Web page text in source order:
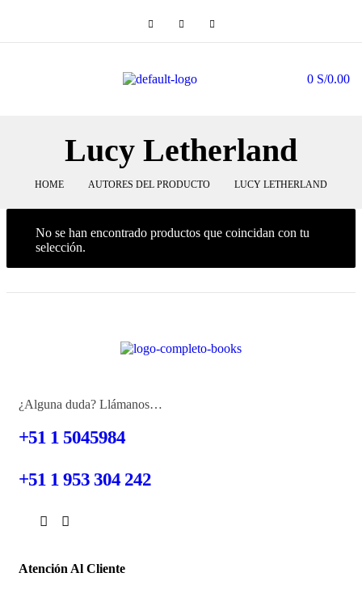
0 S/0.00
Lucy Letherland
HOME AUTORES DEL PRODUCTO LUCY LETHERLAND
No se han encontrado productos que coincidan con tu
selección.
¿Alguna duda? Llámanos…
+51 1 5045984
+51 1 953 304 242
Atención Al Cliente